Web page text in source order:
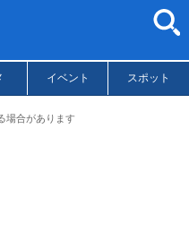
イベント スポット
場合があります